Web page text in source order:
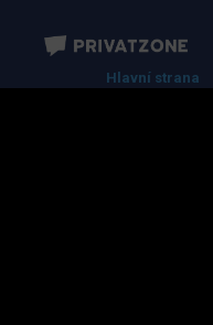
Hlavní strana